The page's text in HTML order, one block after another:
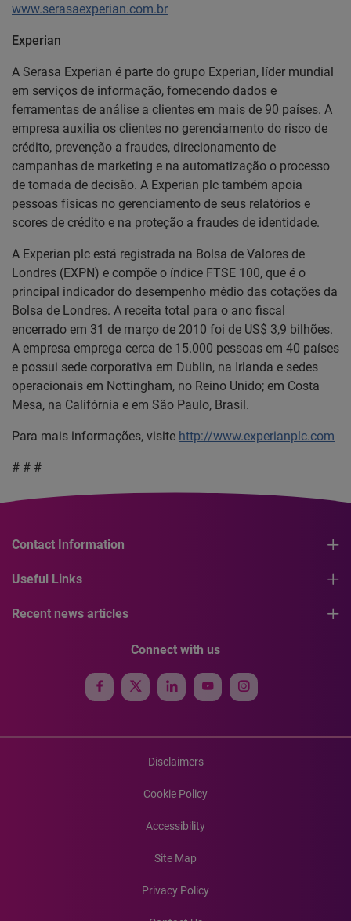
www.serasaexperian.com.br
Experian
A Serasa Experian é parte do grupo Experian, líder mundial
em serviços de informação, fornecendo dados e
ferramentas de análise a clientes em mais de 90 países. A
empresa auxilia os clientes no gerenciamento do risco de
crédito, prevenção a fraudes, direcionamento de
campanhas de marketing e na automatização o processo
de tomada de decisão. A Experian plc também apoia
pessoas físicas no gerenciamento de seus relatórios e
scores de crédito e na proteção a fraudes de identidade.
A Experian plc está registrada na Bolsa de Valores de
Londres (EXPN) e compõe o índice FTSE 100, que é o
principal indicador do desempenho médio das cotações da
Bolsa de Londres. A receita total para o ano fiscal
encerrado em 31 de março de 2010 foi de US$ 3,9 bilhões.
A empresa emprega cerca de 15.000 pessoas em 40 países
e possui sede corporativa em Dublin, na Irlanda e sedes
operacionais em Nottingham, no Reino Unido; em Costa
Mesa, na Califórnia e em São Paulo, Brasil.
Para mais informações, visite http://www.experianplc.com
# # #
Contact Information
Useful Links
Recent news articles
Connect with us
Disclaimers
Cookie Policy
Accessibility
Site Map
Privacy Policy